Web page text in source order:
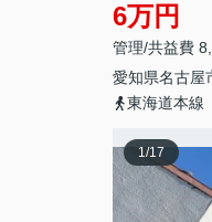
6万円
管理/共益費
愛知県名古屋
東海道本線
1/17